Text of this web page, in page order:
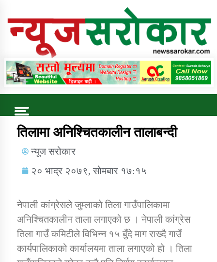
Online News Portal
Trending Now
डिभिजन कार्यालय जुम्लाको सुचना सन्देश
तिलामा अनिश्चितकालीन तालाबन्दी
न्यूज सरोकार
२० भाद्र २०७९, सोमबार १७:१५
नेपाली कांग्रेसले जुम्लाको तिला गाउँपालिकामा
अनिश्चितकालीन ताला लगाएको छ । नेपाली कांग्रेस
तिला गाउँ कमिटीले विभिन्न १५ बुँदे माग राख्दै गाउँ
कार्यपालिकाको कार्यालयमा ताला लगाएको हो । तिला